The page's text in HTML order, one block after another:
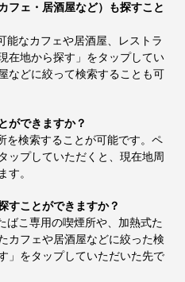
フェ・居酒屋など）も探すこと
能なカフェや居酒屋、レストラ
在地から探す」をタップしてい
などに絞って検索することも可
ができますか？
を検索することが可能です。ペ
ップしていただくと、現在地周
す。
すことができますか？
ばこ専用の喫煙所や、加熱式た
カフェや居酒屋などに絞った検
」をタップしていただいた先で